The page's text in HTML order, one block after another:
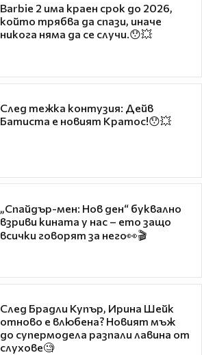
Barbie 2 има краен срок до 2026,
който трябва да спази, иначе
никога няма да се случи.😯💥
След тежка контузия: Дейв
Батиста е новият Кратос!😯💥
„Спайдър-мен: Нов ден“ буквално
взриви кината у нас – ето защо
всички говорят за него👀🎬
След Брадли Купър, Ирина Шейк
отново е влюбена? Новият мъж
до супермодела разпали лавина от
слухове🧐